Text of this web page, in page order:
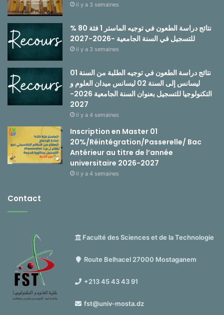
il y a 3 semaines
نتائج دراسة الطعون في توجيه الماستر 1 فئة 80 %
للتسجيل في السنة الجامعية -2026-2027
il y a 3 semaines
نتائج دراسة الطعون في توجيه الطلبة من السنة 01
ليسانس إلى السنة 02 ليسانس ميدان العلوم و
التكنولوجيا للتسجيل بعنوان السنة الجامعية 2026-
2027
il y a 4 semaines
Inscription en Master 01
20%/Réintégration/Passerelle/ Bac
Antérieur au titre de l’année
universitaire 2026-2027
il y a 4 semaines
Contact
Faculté des Sciences et de la Technologie
Route Belhacel 27000 Mostaganem
+213 45 43 43 91
fst@univ-mosta.dz